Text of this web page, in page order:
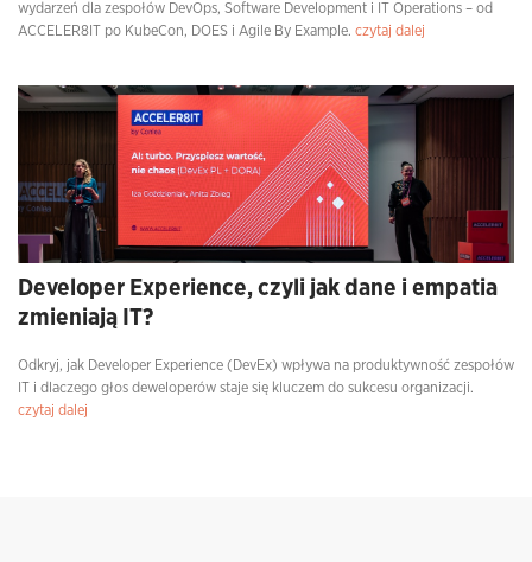
wydarzeń dla zespołów DevOps, Software Development i IT Operations – od
ACCELER8IT po KubeCon, DOES i Agile By Example. czytaj dalej
Developer Experience, czyli jak dane i empatia
zmieniają IT?
Odkryj, jak Developer Experience (DevEx) wpływa na produktywność zespołów
IT i dlaczego głos deweloperów staje się kluczem do sukcesu organizacji.
czytaj dalej